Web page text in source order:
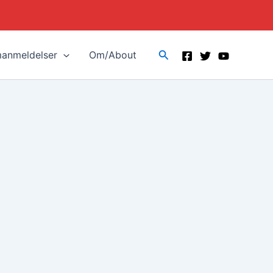
Om/About Search